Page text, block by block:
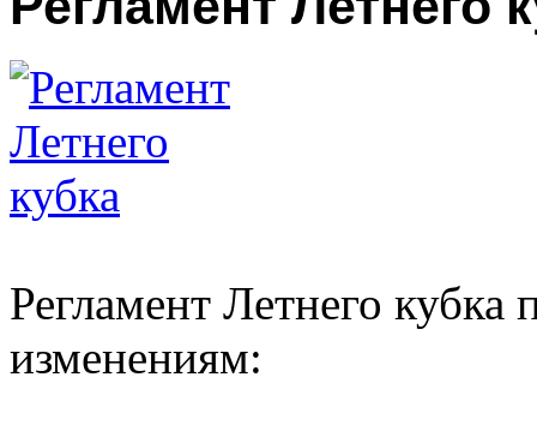
Регламент Летнего кубка
изменениям: